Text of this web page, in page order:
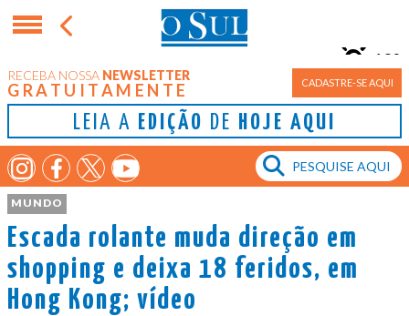
RECEBA NOSSA NEWSLETTER
GRATUITAMENTE CADASTRE-SE AQUI
LEIA A EDIÇÃO DE HOJE AQUI
Porto Alegre
10°
MUNDO
Escada rolante muda direção em
shopping e deixa 18 feridos, em
Hong Kong; vídeo